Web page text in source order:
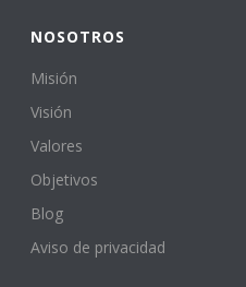
NOSOTROS
Misión
Visión
Valores
Objetivos
Blog
Aviso de privacidad